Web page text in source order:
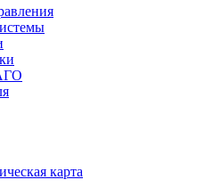
карта